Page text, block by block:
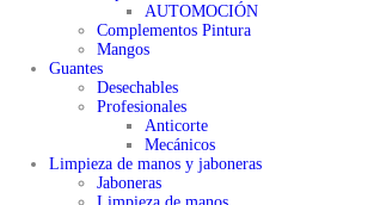
AUTOMOCIÓN
Complementos Pintura
Mangos
Guantes
Desechables
Profesionales
Anticorte
Mecánicos
Limpieza de manos y jaboneras
Jaboneras